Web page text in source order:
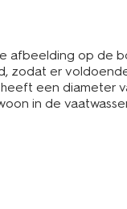
afbeelding op de
zodat er
een diameter
in de